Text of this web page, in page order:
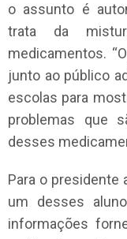
o assunto é
trata da
medicamentos.
junto ao público
escolas para
problemas que
desses
Para o presidente
um desses
informações